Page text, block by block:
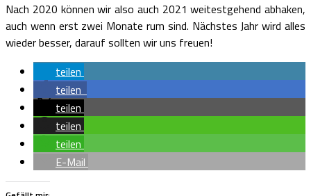
Nach 2020 können wir also auch 2021 weitestgehend abhaken,
auch wenn erst zwei Monate rum sind. Nächstes Jahr wird alles
wieder besser, darauf sollten wir uns freuen!
teilen
teilen
teilen
teilen
teilen
E-Mail